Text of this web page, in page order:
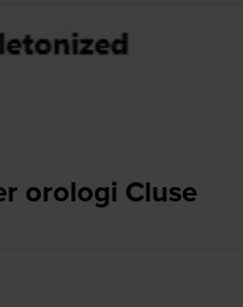
orologi Cluse